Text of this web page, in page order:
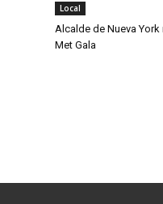
Local
Alcalde de Nueva York
Met Gala